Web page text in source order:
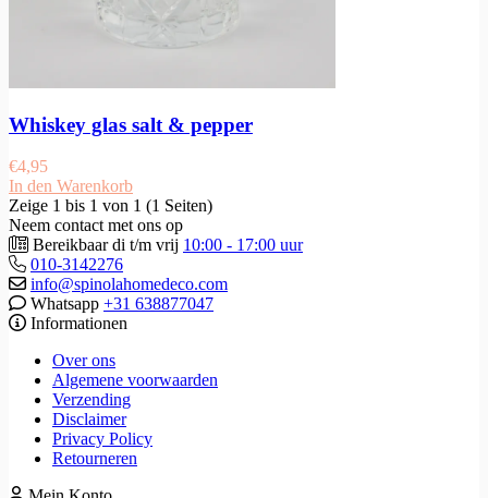
Whiskey glas salt & pepper
€4,95
In den Warenkorb
Zeige 1 bis 1 von 1 (1 Seiten)
Neem contact met ons op
Bereikbaar di t/m vrij 10:00 - 17:00 uur
010-3142276
info@spinolahomedeco.com
Whatsapp +31 638877047
Informationen
Over ons
Algemene voorwaarden
Verzending
Disclaimer
Privacy Policy
Retourneren